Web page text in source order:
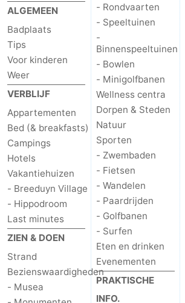
ALGEMEEN
Badplaats
Tips
Voor kinderen
Weer
VERBLIJF
Appartementen
Bed (& breakfasts)
Campings
Hotels
Vakantiehuizen
- Breeduyn Village
- Hippodroom
Last minutes
ZIEN & DOEN
Strand
Bezienswaardigheden
- Musea
- Rondvaarten
- Speeltuinen
-
Binnenspeeltuinen
- Bowlen
- Minigolfbanen
Wellness centra
Dorpen & Steden
Natuur
Sporten
- Zwembaden
- Fietsen
- Wandelen
- Paardrijden
- Golfbanen
- Surfen
Eten en drinken
Evenementen
PRAKTISCHE
INFO.